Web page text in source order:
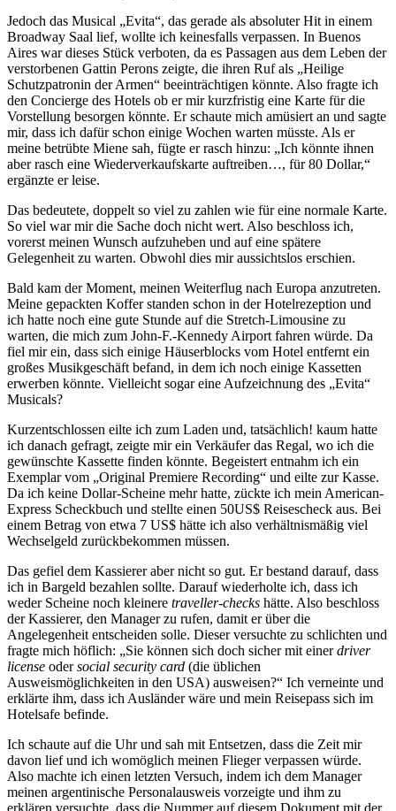
Jedoch das Musical
Evita , das gerade als absoluter Hit in einem
Broadway Saal lief, wollte ich keinesfalls verpassen. In Buenos
Aires war dieses Stück verboten, da es Passagen aus dem Leben der
verstorbenen Gattin Perons zeigte, die ihren Ruf als
Heilige
Schutzpatronin der Armen
beeinträchtigen könnte. Also fragte ich
den Concierge des Hotels ob er mir kurzfristig eine Karte für die
Vorstellung besorgen könnte. Er schaute mich amüsiert an und sagte
mir, dass ich dafür schon einige Wochen warten müsste. Als er
meine betrübte Miene sah, fügte er rasch hinzu:
Ich könnte ihnen
aber rasch eine Wiederverkaufskarte auftreiben…, für 80 Dollar,
ergänzte er leise.
Das bedeutete, doppelt so viel zu zahlen wie für eine normale Karte.
So viel war mir die Sache doch nicht wert. Also beschloss ich,
vorerst meinen Wunsch aufzuheben und auf eine spätere
Gelegenheit zu warten. Obwohl dies mir aussichtslos erschien.
Bald kam der Moment, meinen Weiterflug nach Europa anzutreten.
Meine gepackten Koffer standen schon in der Hotelrezeption und
ich hatte noch eine gute Stunde auf die Stretch-Limousine zu
warten, die mich zum John-F.-Kennedy Airport fahren würde. Da
fiel mir ein, dass sich einige Häuserblocks vom Hotel entfernt ein
großes Musikgeschäft befand, in dem ich noch einige Kassetten
erwerben könnte. Vielleicht sogar eine Aufzeichnung des
Evita
Musicals?
Kurzentschlossen eilte ich zum Laden und, tatsächlich! kaum hatte
ich danach gefragt, zeigte mir ein Verkäufer das Regal, wo ich die
gewünschte Kassette finden könnte. Begeistert entnahm ich ein
Exemplar vom
Original Premiere Recording
und eilte zur Kasse.
Da ich keine Dollar-Scheine mehr hatte, zückte ich mein American-
Express Scheckbuch und stellte einen 50US$ Reisescheck aus. Bei
einem Betrag von etwa 7 US$ hätte ich also verhältnismäßig viel
Wechselgeld zurückbekommen müssen.
Das gefiel dem Kassierer aber nicht so gut. Er bestand darauf, dass
ich in Bargeld bezahlen sollte. Darauf wiederholte ich, dass ich
weder Scheine noch kleinere traveller-checks hätte. Also beschloss
der Kassierer, den Manager zu rufen, damit er über die
Angelegenheit entscheiden solle. Dieser versuchte zu schlichten und
fragte mich höflich:
Sie können sich doch sicher mit einerdriver
license odersocial security card (die üblichen
Ausweismöglichkeiten in den USA) ausweisen?
Ich verneinte und
erklärte ihm, dass ich Ausländer wäre und mein Reisepass sich im
Hotelsafe befinde.
Ich schaute auf die Uhr und sah mit Entsetzen, dass die Zeit mir
davon lief und ich womöglich meinen Flieger verpassen würde.
Also machte ich einen letzten Versuch, indem ich dem Manager
meinen argentinische Personalausweis vorzeigte und ihm zu
erklären versuchte, dass die Nummer auf diesem Dokument mit der